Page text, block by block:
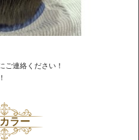
ご連絡ください！
ラー